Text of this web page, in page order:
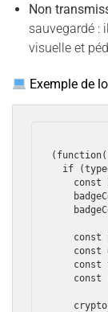
Non
sauvegardé :
visuelle et
Exemple de
if
const
const
const
const
const